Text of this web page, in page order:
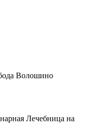
Волошино
Лечебница на